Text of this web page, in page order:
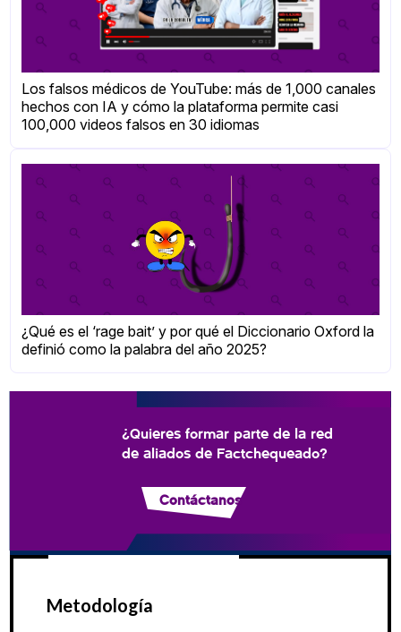
Los falsos médicos de YouTube: más de 1,000 canales
hechos con IA y cómo la plataforma permite casi
100,000 videos falsos en 30 idiomas
¿Qué es el ‘rage bait’ y por qué el Diccionario Oxford la
definió como la palabra del año 2025?
¿Quieres formar parte de la red
de aliados de Factchequeado?
Contáctanos
Metodología